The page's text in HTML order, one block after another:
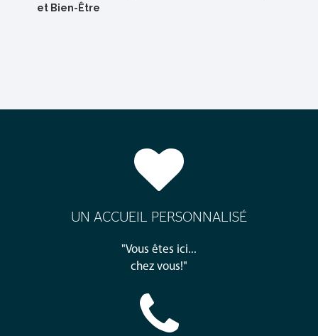
et Bien-Être
UN ACCUEIL PERSONNALISÉ
"Vous êtes ici...
chez vous!"